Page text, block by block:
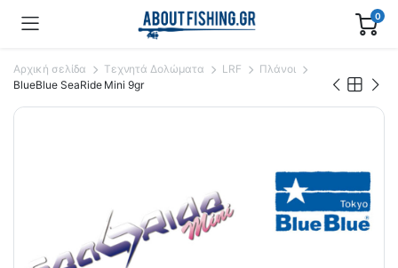
0
Αρχική σελίδα Τεχνητά Δολώματα LRF
Πλάνοι
BlueBlue SeaRide Mini 9gr